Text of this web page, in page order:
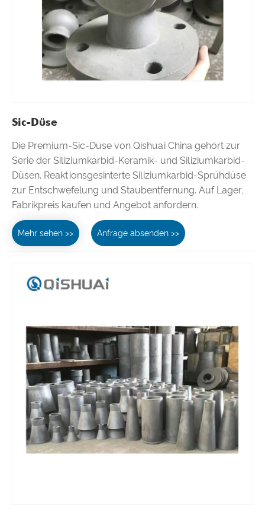
Sic-Düse
Die Premium-Sic-Düse von Qishuai China gehört zur
Serie der Siliziumkarbid-Keramik- und Siliziumkarbid-
Düsen. Reaktionsgesinterte Siliziumkarbid-Sprühdüse
zur Entschwefelung und Staubentfernung. Auf Lager,
Fabrikpreis kaufen und Angebot anfordern.
Mehr sehen >> Anfrage absenden >>